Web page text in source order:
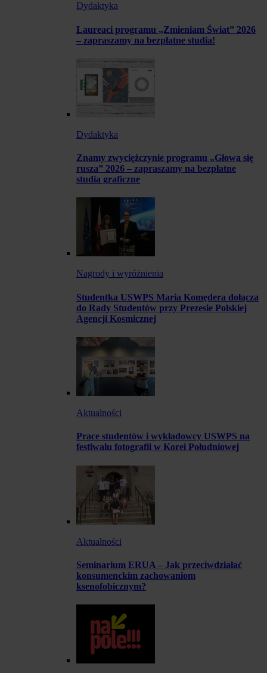
Dydaktyka
Laureaci programu „Zmieniam Świat” 2026
– zapraszamy na bezpłatne studia!
Dydaktyka
Znamy zwyciężczynie programu „Głowa się
rusza” 2026 – zapraszamy na bezpłatne
studia graficzne
Nagrody i wyróżnienia
Studentka USWPS Maria Komędera dołącza
do Rady Studentów przy Prezesie Polskiej
Agencji Kosmicznej
Aktualności
Prace studentów i wykładowcy USWPS na
festiwalu fotografii w Korei Południowej
Aktualności
Seminarium ERUA – Jak przeciwdziałać
konsumenckim zachowaniom
ksenofobicznym?